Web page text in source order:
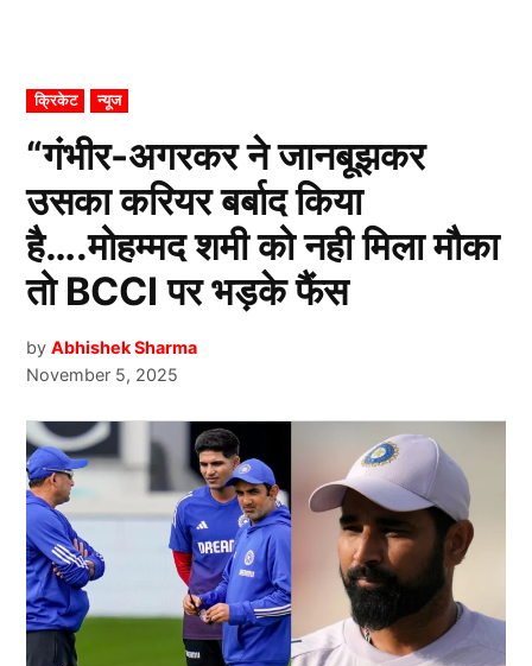
POSTED
IN
क्रिकेट न्यूज
“गंभीर-अगरकर ने जानबूझकर
उसका करियर बर्बाद किया
है….मोहम्मद शमी को नही मिला मौका
तो BCCI पर भड़के फैंस
by Abhishek Sharma
November 5, 2025